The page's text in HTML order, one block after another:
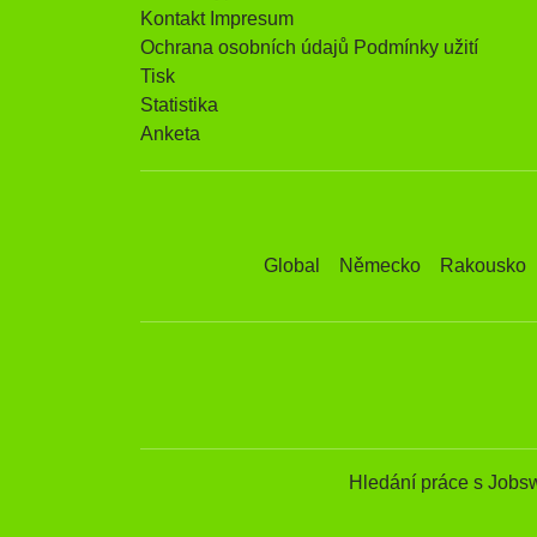
Kontakt Impresum
Ochrana osobních údajů Podmínky užití
Tisk
Statistika
Anketa
Global Německo Rakousko
Hledání práce s